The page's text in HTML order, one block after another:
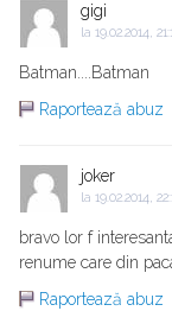
gigi
la 19.02.2014,
Batman....Batman
Raportează abuz
joker
la 19.02.2014,
bravo lor f
renume care din
Raportează abuz